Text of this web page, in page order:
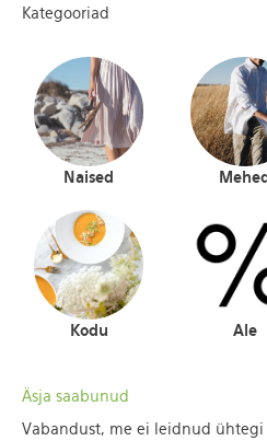
Kategooriad
Naised Mehed
Kodu Ale
Äsja saabunud
Vabandust, me ei leidnud